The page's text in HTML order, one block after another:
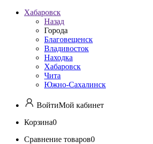
Хабаровск
Назад
Города
Благовещенск
Владивосток
Находка
Хабаровск
Чита
Южно-Сахалинск
ВойтиМой кабинет
Корзина0
Сравнение товаров0